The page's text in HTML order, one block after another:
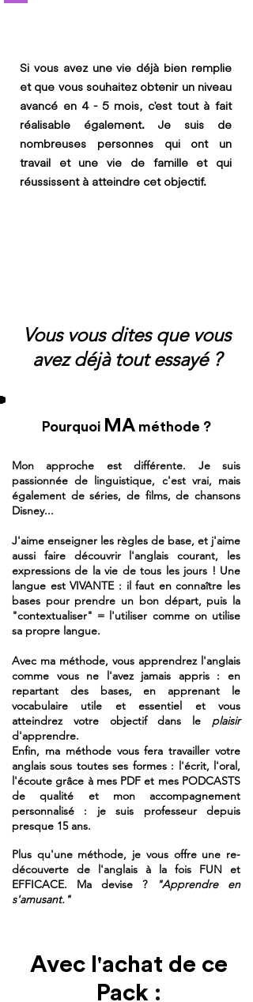
Si vous avez une vie déjà bien remplie
et que vous souhaitez obtenir un niveau
avancé en 4 - 5 mois, c'est tout à fait
réalisable également. Je suis de
nombreuses personnes qui ont un
travail et une vie de famille et qui
réussissent à atteindre cet objectif.
Vous vous dites que vous
avez déjà tout essayé ?
Pourquoi MAméthode ?
Mon approche est différente. Je suis
passionnée de linguistique, c'est vrai, mais
également de séries, de films, de chansons
Disney...
J'aime enseigner les règles de base, et j'aime
aussi faire découvrir l'anglais courant, les
expressions de la vie de tous les jours ! Une
langue est VIVANTE : il faut en connaître les
bases pour prendre un bon départ, puis la
"contextualiser" = l'utiliser comme on utilise
sa propre langue.
Avec ma méthode, vous apprendrez l'anglais
comme vous ne l'avez jamais appris : en
repartant des bases, en apprenant le
vocabulaire utile et essentiel et vous
atteindrez votre objectif dans le plaisir
d'apprendre.
Enfin, ma méthode vous fera travailler votre
anglais sous toutes ses formes : l'écrit, l'oral,
l'écoute grâce à mes PDF et mes PODCASTS
de qualité et mon accompagnement
personnalisé : je suis professeur depuis
presque 15 ans.
Plus qu'une méthode, je vous offre une re-
découverte de l'anglais à la fois FUN et
EFFICACE. Ma devise ?"Apprendre en
s'amusant."
Avec l'achat de ce
Pack :